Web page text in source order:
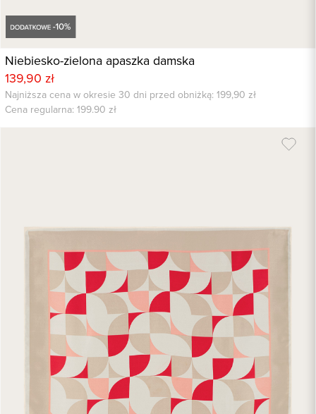
Niebiesko-zielona apaszka damska
139,90 zł
Najniższa cena w okresie 30 dni przed obniżką: 199,90 zł
Cena regularna: 199.90 zł